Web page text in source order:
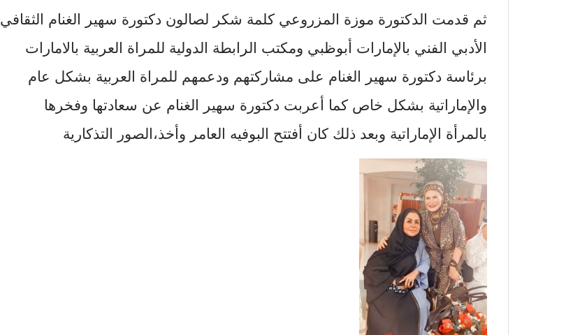
ثم قدمت الدكتورة موزة المزروعي كلمة شكر لصالون دكتورة سهير الغنام الثقافي
الأدبي الفني بالإمارات أبوظبي ومكتب الرابطة الدولية للمراة العربية بالامارات
برئاسة دكتورة سهير الغنام على مشاركتهم ودعمهم للمراة العربية بشكل عام
والإماراتية بشكل خاص كما أعربت دكتورة سهير الغنام عن سعادتها وفخرها
بالمرأة الإماراتية وبعد ذلك كان أفتتح البوفيه العامر وأخذ،الصور التذكارية